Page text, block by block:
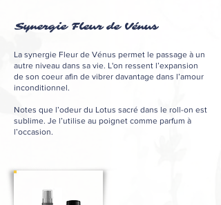
Synergie Fleur de Vénus
La synergie Fleur de Vénus permet le passage à un
autre niveau dans sa vie. L'on ressent l’expansion
de son coeur afin de vibrer davantage dans l’amour
inconditionnel.
Notes que l’odeur du Lotus sacré dans le roll-on est
sublime. Je l’utilise au poignet comme parfum à
l’occasion.